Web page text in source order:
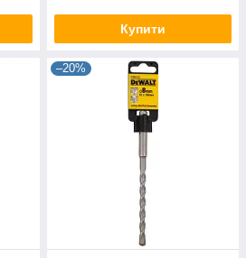
Купити
–20%